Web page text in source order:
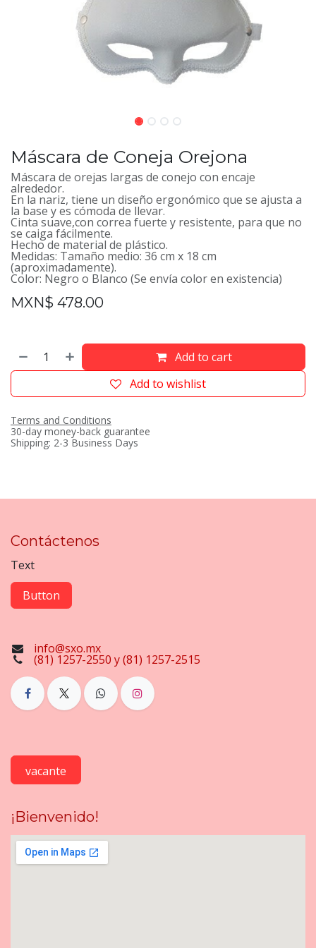
Máscara de Coneja Orejona
Máscara de orejas largas de conejo con encaje
alrededor.
En la nariz, tiene un diseño ergonómico que se ajusta a
la base y es cómoda de llevar.
Cinta suave,con correa fuerte y resistente, para que no
se caiga fácilmente.
Hecho de material de plástico.
Medidas: Tamaño medio: 36 cm x 18 cm
(aproximadamente).
Color: Negro o Blanco (Se envía color en existencia)
MXN$ 478.00
Add to cart
Add to wishlist
Terms and Conditions
30-day money-back guarantee
Shipping: 2-3 Business Days
Contáctenos
Text
Button
info@sxo.mx
(81) 1257-2550 y (81) 1257-2515
vacante
¡Bienvenido!